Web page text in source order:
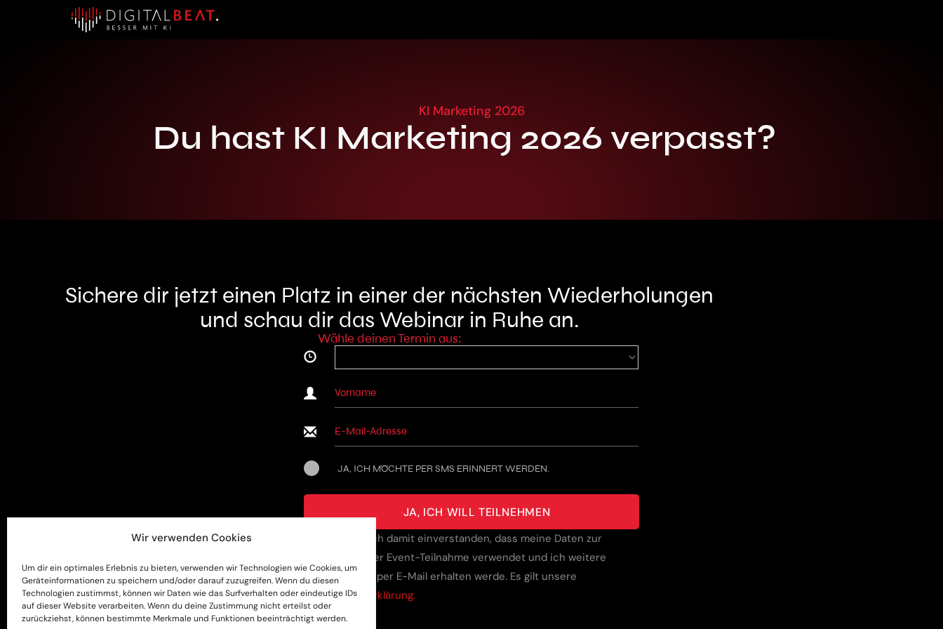
Wir verwenden Cookies
Um dir ein optimales Erlebnis zu bieten, verwenden wir Technologien wie Cookies, um
Geräteinformationen zu speichern und/oder darauf zuzugreifen. Wenn du diesen
Technologien zustimmst, können wir Daten wie das Surfverhalten oder eindeutige IDs
auf dieser Website verarbeiten. Wenn du deine Zustimmung nicht erteilst oder
zurückziehst, können bestimmte Merkmale und Funktionen beeinträchtigt werden.
KI Marketing 2026
Du hast KI Marketing 2026 verpasst?
Sichere dir jetzt einen Platz in einer der nächsten Wiederholungen
und schau dir das Webinar in Ruhe an.
Wähle deinen Termin aus:
UHRZEIT
JA, ICH MÖCHTE PER SMS ERINNERT WERDEN.
⇒
JA, ICH WILL TEILNEHMEN
Ich erkläre mich damit einverstanden, dass meine Daten zur
Bearbeitung der Event-Teilnahme verwendet und ich weitere
Informationen per E-Mail erhalten werde. Es gilt unsere
Datenschutzerklärung.